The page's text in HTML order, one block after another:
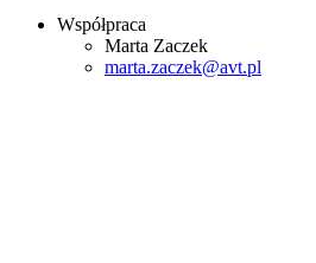
Współpraca
Marta Zaczek
marta.zaczek@avt.pl